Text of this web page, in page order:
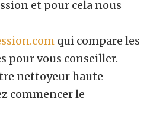
et pour cela nous
qui compare les
pour vous conseiller.
nettoyeur haute
commencer le